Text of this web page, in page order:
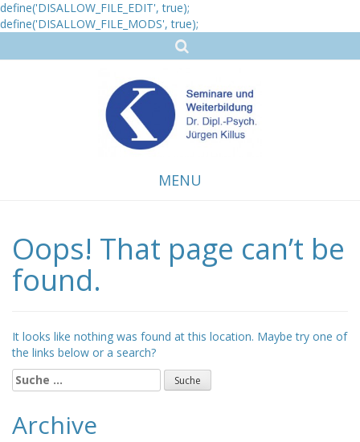
define('DISALLOW_FILE_EDIT', true);
define('DISALLOW_FILE_MODS', true);
MENU
to
content
Oops! That page can’t be
found.
It looks like nothing was found at this location. Maybe try one of
the links below or a search?
Suche
nach:
Archive